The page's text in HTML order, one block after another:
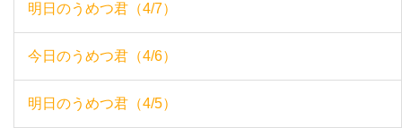
明日のうめつ君（4/7）
今日のうめつ君（4/6）
明日のうめつ君（4/5）